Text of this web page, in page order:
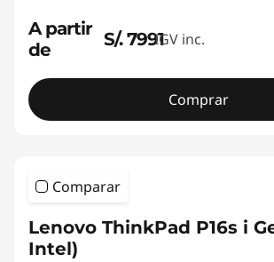
A partir
de
S/. 7991IGV inc.
Comprar
Comparar
Lenovo ThinkPad P16s i
Intel)